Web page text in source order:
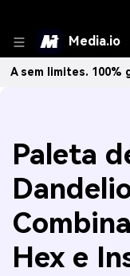
Media.io
100% grátis!
Paleta
Hex e